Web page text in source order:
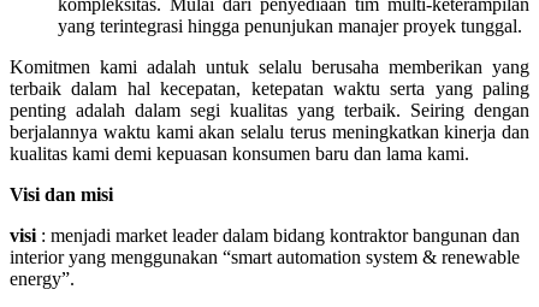
yang terintegrasi hingga penunjukan manajer proyek tunggal.
Komitmen kami adalah untuk selalu berusaha memberikan yang
terbaik dalam hal kecepatan, ketepatan waktu serta yang paling
penting adalah dalam segi kualitas yang terbaik. Seiring dengan
berjalannya waktu kami akan selalu terus meningkatkan kinerja dan
kualitas kami demi kepuasan konsumen baru dan lama kami.
Visi dan misi
visi : menjadi market leader dalam bidang kontraktor bangunan dan
interior yang menggunakan “smart automation system & renewable
energy”.